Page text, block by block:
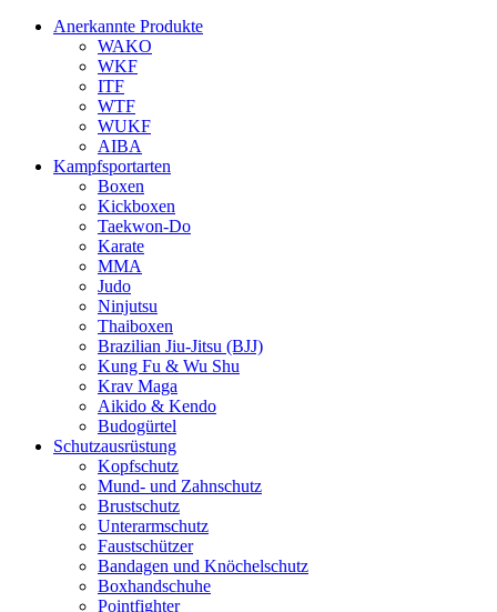
Anerkannte Produkte
WAKO
WKF
ITF
WTF
WUKF
AIBA
Kampfsportarten
Boxen
Kickboxen
Taekwon-Do
Karate
MMA
Judo
Ninjutsu
Thaiboxen
Brazilian Jiu-Jitsu (BJJ)
Kung Fu & Wu Shu
Krav Maga
Aikido & Kendo
Budogürtel
Schutzausrüstung
Kopfschutz
Mund- und Zahnschutz
Brustschutz
Unterarmschutz
Faustschützer
Bandagen und Knöchelschutz
Boxhandschuhe
Pointfighter